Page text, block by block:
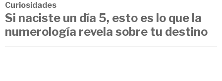
Curiosidades
Si naciste un día 5, esto es lo que la
numerología revela sobre tu destino